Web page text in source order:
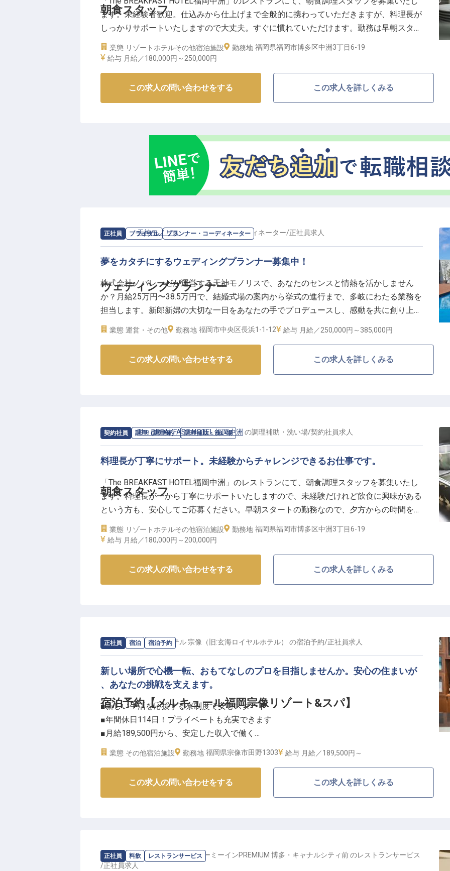
朝食スタッフ
ます。未経験者歓迎。仕込みから仕上げまで全般的に携わっていただきますが、料理長が
しっかりサポートいたしますので大丈夫。すぐに慣れていただけます。勤務は早朝スター
トのため、夕方からの時間を有効に使いたい方にぴったり。丁寧な言葉遣いや接客スキル
も身に付くので、ホテル飲食に興味のある方はぜひご応募ください！※2023年6月23日時
業態 リゾートホテルその他宿泊施設 勤務地 福岡県福岡市博多区中洲3丁目6-19
給与 月給／180,000円～ 250,000円
この求人の問い合わせをする この求人を詳しくみる
正社員 ブライダル プランナー・コーディネーター
ウェディングプランナー
求人情報：天神モノリスのプランナー・コーディネーター/正社員求人
夢をカタチにするウェディングプランナー募集中！
株式会社ノバレーゼが運営する天神モノリスで、あなたのセンスと情熱を活かしません
か？月給25万円〜38.5万円で、結婚式場の案内から挙式の進行まで、多岐にわたる業務を
担当します。新郎新婦の大切な一日をあなたの手でプロデュースし、感動を共に創り上げ
るやりがいを実感してください。正社員として、心からのサービスを提供し、一生に一度
の特別な瞬間を演出しましょう。※2025年04月17日時点の情報です
業態 運営・その他 勤務地 福岡市中央区長浜1-1-12 給与 月給／250,000円～ 385,000円
この求人の問い合わせをする この求人を詳しくみる
契約社員 調理（調理師） 調理補助・洗い場
朝食スタッフ
求人情報：The BREAKFAST HOTEL 福岡中洲 の調理補助・洗い場/契約社員求人
料理長が丁寧にサポート。未経験からチャレンジできるお仕事です。
「The BREAKFAST HOTEL福岡中洲」のレストランにて、朝食調理スタッフを募集いたし
ます。料理長が一から丁寧にサポートいたしますので、未経験だけれど飲食に興味がある
という方も、安心してご応募ください。早朝スタートの勤務なので、夕方からの時間をゆ
っくりと過ごすことができます。正社員登用制度もございますので、ホテルレストランで
キャリアをスタートさせたい方、ぜひチャレンジを！※2023年6月23日時点の情報です
業態 リゾートホテルその他宿泊施設 勤務地 福岡県福岡市博多区中洲3丁目6-19
給与 月給／180,000円～ 200,000円
この求人の問い合わせをする この求人を詳しくみる
正社員 宿泊 宿泊予約
宿泊予約【メルキュール福岡宗像リゾート&スパ】
求人情報：ロイヤルホテル 宗像（旧:玄海ロイヤルホテル） の宿泊予約/正社員求人
新しい場所で心機一転、おもてなしのプロを目指しませんか。安心の住まいが
、あなたの挑戦を支えます。
■新しい生活を応援する寮制度で安心スタート
■年間休日114日！プライベートも充実できます
■月給189,500円から、安定した収入で働く
■社会保険完備、家族手当など充実の待遇
福岡県宗像市に位置する「メルキュール福岡宗像リゾート&スパ」は、豊かな自然に囲ま
れたロケーションが魅力のホテルです。
お客様の旅の始まりを彩る、温かいおもてなしの心で、最高の滞在を演出してください。
業態 その他宿泊施設 勤務地 福岡県宗像市田野1303 給与 月給／189,500円～
この求人の問い合わせをする この求人を詳しくみる
正社員 料飲 レストランサービス
求人情報：天然温泉 袖湊の湯 ドーミーインPREMIUM 博多・キャナルシティ前のレストランサービス
/正社員求人